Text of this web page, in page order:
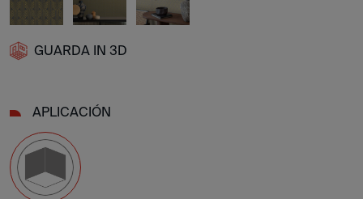
GUARDA IN 3D
APLICACIÓN